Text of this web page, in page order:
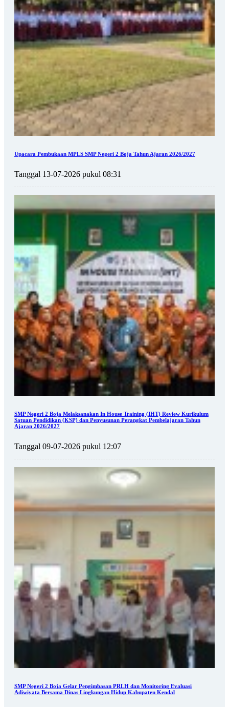
Upacara Pembukaan MPLS SMP Negeri 2 Boja Tahun Ajaran 2026/2027
Tanggal 13-07-2026 pukul 08:31
SMP Negeri 2 Boja Melaksanakan In House Training (IHT) Review Kurikulum
Satuan Pendidikan (KSP) dan Penyusunan Perangkat Pembelajaran Tahun
Ajaran 2026/2027
Tanggal 09-07-2026 pukul 12:07
SMP Negeri 2 Boja Gelar Pengimbasan PRLH dan Monitoring Evaluasi
Adiwiyata Bersama Dinas Lingkungan Hidup Kabupaten Kendal